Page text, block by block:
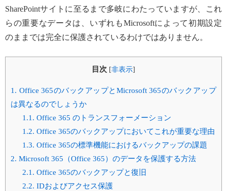
SharePointサイトに至るまで多岐にわたっていますが、これ
らの重要なデータは、いずれもMicrosoftによって初期設定
のままでは完全に保護されているわけではありません。
目次 [非表示]
1. Office 365のバックアップとMicrosoft 365のバックアップ
は異なるのでしょうか
1.1. Office 365 のトランスフォーメーション
1.2. Office 365のバックアップにおいてこれが重要な理由
1.3. Office 365の標準機能におけるバックアップの課題
2. Microsoft 365（Office 365）のデータを保護する方法
2.1. Office 365のバックアップと復旧
2.2. IDおよびアクセス保護